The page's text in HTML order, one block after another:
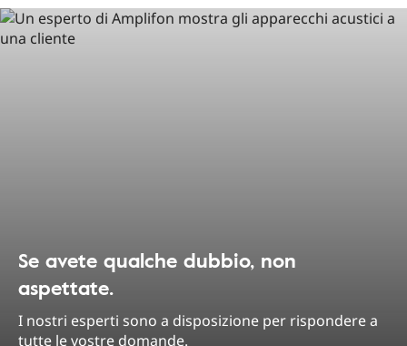
Se avete qualche dubbio, non
aspettate.
I nostri esperti sono a disposizione per rispondere a
tutte le vostre domande.